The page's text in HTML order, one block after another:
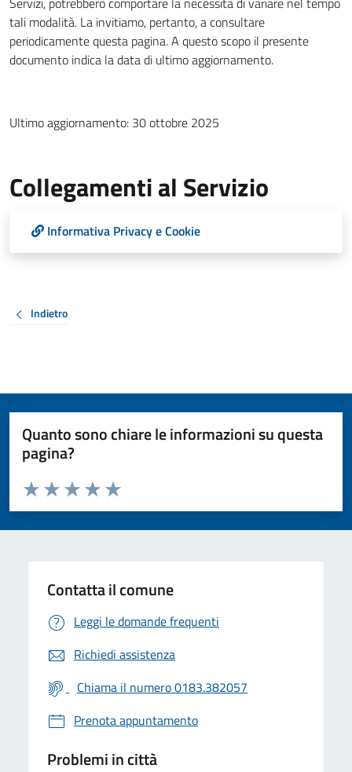
tali modalità. La invitiamo, pertanto, a consultare
periodicamente questa pagina. A questo scopo il presente
documento indica la data di ultimo aggiornamento.
Ultimo aggiornamento: 30 ottobre 2025
Collegamenti al Servizio
Informativa Privacy e Cookie
Indietro
Quanto sono chiare le informazioni su questa
pagina?
Valuta da 1 a 5 stelle la pagina
Valuta 5 stelle su 5
Valuta 4 stelle su 5
Valuta 3 stelle su 5
Valuta 2 stelle su 5
Valuta 1 stelle su 5
Contatta il comune
Leggi le domande frequenti
Richiedi assistenza
Chiama il numero 0183.382057
Prenota appuntamento
Problemi in città